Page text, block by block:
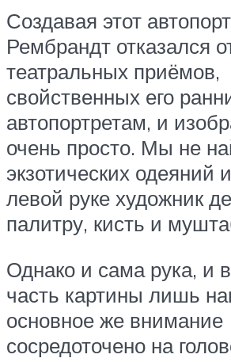
Создавая этот
Рембрандт отказался
театральных приёмов,
свойственных его
автопортретам, и
очень просто. Мы не
экзотических одеяний
левой руке художник
палитру, кисть и
Однако и сама рука, и
часть картины лишь
основное же внимание
сосредоточено на